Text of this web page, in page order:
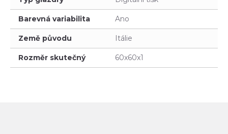
Barevná variabilita Ano
Země původu Itálie
Rozměr skutečný 60x60x1